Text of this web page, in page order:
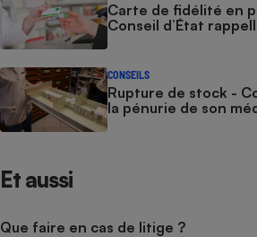
Carte de fidélité en
Conseil d’État
CONSEILS
Rupture de stock -
la pénurie de son
Et aussi
Que faire en cas de litige ?